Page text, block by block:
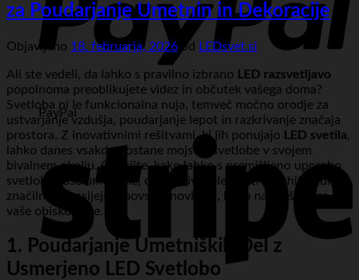
PayPal
za Poudarjanje Umetnin in Dekoracije
Objavljeno 18. februarja, 2026 od LEDsvet.si
Ali ste vedeli, da lahko s pravilno izbrano LED razsvetljavo
popolnoma preoblikujete videz in občutek vašega doma?
Svetloba ni le funkcionalna nuja, temveč močno orodje za
ustvarjanje vzdušja, poudarjanje lepot in razkrivanje značaja
prostora. Z inovativnimi rešitvami, ki jih ponujajo LED svetila,
lahko danes vsakdo postane mojster svetlobe v svojem
bivalnem okolju. Odkrijte, kako lahko s premišljeno uporabo
svetlobe vaše umetnine, dekorativni elementi in arhitekturne
značilnosti zasijejo v povsem novi luči, ki bo navdušila vas in
vaše obiskovalce.
1. Poudarjanje Umetniških Del z
Usmerjeno LED Svetlobo